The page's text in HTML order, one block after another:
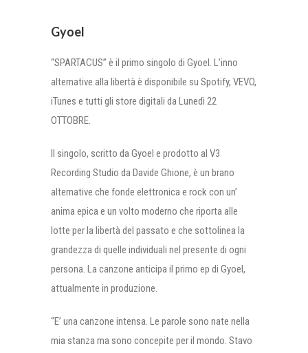
Gyoel
“SPARTACUS” è il primo singolo di Gyoel. L’inno
alternative alla libertà è disponibile su Spotify, VEVO,
iTunes e tutti gli store digitali da Lunedì 22
OTTOBRE.
Il singolo, scritto da Gyoel e prodotto al V3
Recording Studio da Davide Ghione, è un brano
alternative che fonde elettronica e rock con un’
anima epica e un volto moderno che riporta alle
lotte per la libertà del passato e che sottolinea la
grandezza di quelle individuali nel presente di ogni
persona. La canzone anticipa il primo ep di Gyoel,
attualmente in produzione.
“E’ una canzone intensa. Le parole sono nate nella
mia stanza ma sono concepite per il mondo. Stavo